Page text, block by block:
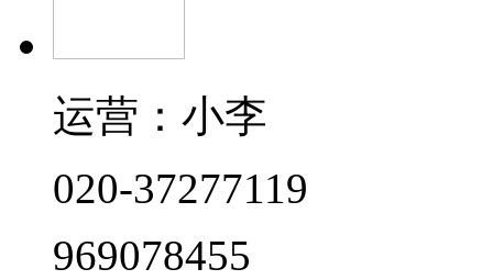
运营：小李
020-37277119
969078455